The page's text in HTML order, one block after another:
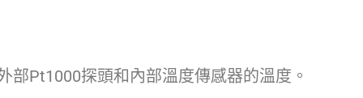
部Pt1000探頭和內部溫度傳感器的溫度。